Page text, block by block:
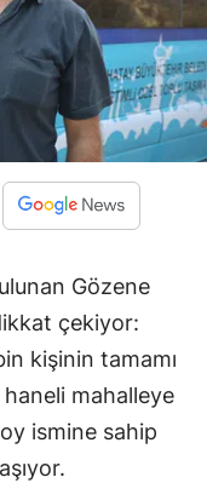
Gözene
çekiyor:
kişinin tamamı
haneli mahalleye
ismine sahip